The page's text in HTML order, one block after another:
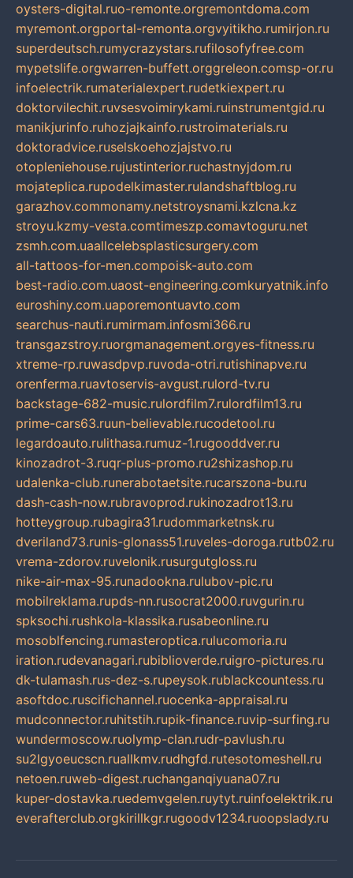
oysters-digital.ruo-remonte.orgremontdoma.com
myremont.orgportal-remonta.orgvyitikho.rumirjon.ru
superdeutsch.rumycrazystars.rufilosofyfree.com
mypetslife.orgwarren-buffett.orggreleon.comsp-or.ru
infoelectrik.rumaterialexpert.rudetkiexpert.ru
doktorvilechit.ruvsesvoimirykami.ruinstrumentgid.ru
manikjurinfo.ruhozjajkainfo.rustroimaterials.ru
doktoradvice.ruselskoehozjajstvo.ru
otopleniehouse.rujustinterior.ruchastnyjdom.ru
mojateplica.rupodelkimaster.rulandshaftblog.ru
garazhov.commonamy.netstroysnami.kzlcna.kz
stroyu.kzmy-vesta.comtimeszp.comavtoguru.net
zsmh.com.uaallcelebsplasticsurgery.com
all-tattoos-for-men.compoisk-auto.com
best-radio.com.uaost-engineering.comkuryatnik.info
euroshiny.com.uaporemontuavto.com
searchus-nauti.rumirmam.infosmi366.ru
transgazstroy.ruorgmanagement.orgyes-fitness.ru
xtreme-rp.ruwasdpvp.ruvoda-otri.rutishinapve.ru
orenferma.ruavtoservis-avgust.rulord-tv.ru
backstage-682-music.rulordfilm7.rulordfilm13.ru
prime-cars63.ruun-believable.rucodetool.ru
legardoauto.rulithasa.rumuz-1.rugooddver.ru
kinozadrot-3.ruqr-plus-promo.ru2shizashop.ru
udalenka-club.runerabotaetsite.rucarszona-bu.ru
dash-cash-now.rubravoprod.rukinozadrot13.ru
hotteygroup.rubagira31.rudommarketnsk.ru
dveriland73.runis-glonass51.ruveles-doroga.rutb02.ru
vrema-zdorov.ruvelonik.rusurgutgloss.ru
nike-air-max-95.runadookna.rulubov-pic.ru
mobilreklama.rupds-nn.rusocrat2000.ruvgurin.ru
spksochi.rushkola-klassika.rusabeonline.ru
mosoblfencing.rumasteroptica.rulucomoria.ru
iration.rudevanagari.rubiblioverde.ruigro-pictures.ru
dk-tulamash.rus-dez-s.rupeysok.rublackcountess.ru
asoftdoc.ruscifichannel.ruocenka-appraisal.ru
mudconnector.ruhitstih.rupik-finance.ruvip-surfing.ru
wundermoscow.ruolymp-clan.rudr-pavlush.ru
su2lgyoeucscn.ruallkmv.rudhgfd.rutesotomeshell.ru
netoen.ruweb-digest.ruchanganqiyuana07.ru
kuper-dostavka.ruedemvgelen.ruytyt.ruinfoelektrik.ru
everafterclub.orgkirillkgr.rugoodv1234.ruoopslady.ru